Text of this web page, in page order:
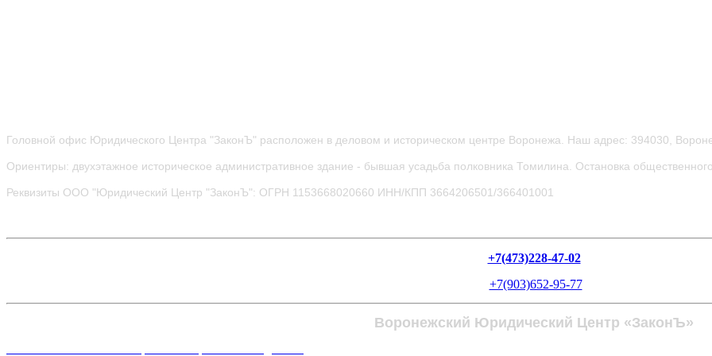
Головной офис Юридического Центра "ЗаконЪ" расположен в деловом и историческом центре Воронежа. Наш адрес: 394030,
Ориентиры: двухэтажное историческое административное здание - бывшая усадьба полковника Томилина. Остановка
Реквизиты ООО "Юридический Центр "ЗаконЪ": ОГРН 1153668020660 ИНН/КПП 3664206501/366401001
+7(473)228-47-02
+7(903)652-95-77
Воронежский Юридический Центр «ЗаконЪ»